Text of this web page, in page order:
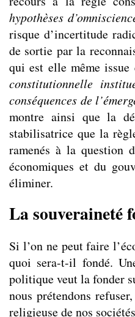
hypothèses
risque d’incertitude
de sortie par la
qui est elle même
constitutionnelle
conséquences de
montre ainsi que la
stabilisatrice que la
ramenés à la question
économiques et du
éliminer.
La souveraineté
Si l’on ne peut faire
quoi sera-t-il fondé.
politique veut la fonder
nous prétendons
religieuse de nos